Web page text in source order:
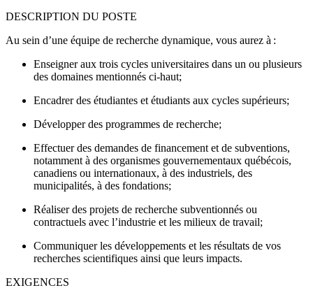
DESCRIPTION DU POSTE
Au sein d’une équipe de recherche dynamique, vous aurez à :
Enseigner aux trois cycles universitaires dans un ou plusieurs
des domaines mentionnés ci-haut;
Encadrer des étudiantes et étudiants aux cycles supérieurs;
Développer des programmes de recherche;
Effectuer des demandes de financement et de subventions,
notamment à des organismes gouvernementaux québécois,
canadiens ou internationaux, à des industriels, des
municipalités, à des fondations;
Réaliser des projets de recherche subventionnés ou
contractuels avec l’industrie et les milieux de travail;
Communiquer les développements et les résultats de vos
recherches scientifiques ainsi que leurs impacts.
EXIGENCES